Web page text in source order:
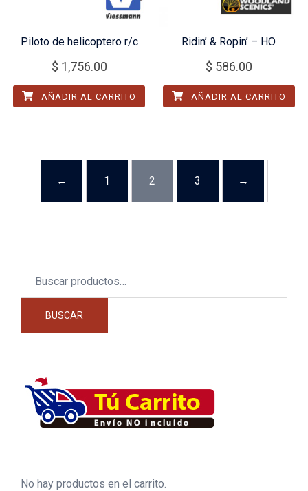
Piloto de helicoptero r/c
$ 1,756.00
AÑADIR AL CARRITO
Ridin’ & Ropin’ – HO
$ 586.00
AÑADIR AL CARRITO
← 1 2 3 →
BUSCAR
No hay productos en el carrito.